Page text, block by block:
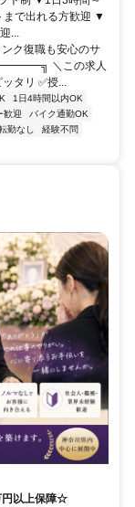
で出れる方歓迎 ▼
...
ク復職も安心のサ
＼この求人
タリ ✅授...
1日4時間以内OK
歓迎
バイク通勤OK
勤なし
経験不問
円以上保障☆